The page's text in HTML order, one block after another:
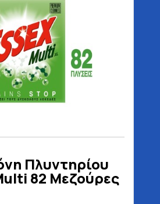
Πλυντηρίου
82 Μεζούρες